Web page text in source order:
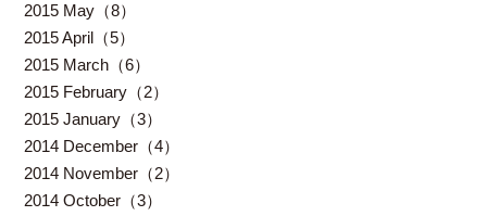
2015 May（8）
2015 April（5）
2015 March（6）
2015 February（2）
2015 January（3）
2014 December（4）
2014 November（2）
2014 October（3）